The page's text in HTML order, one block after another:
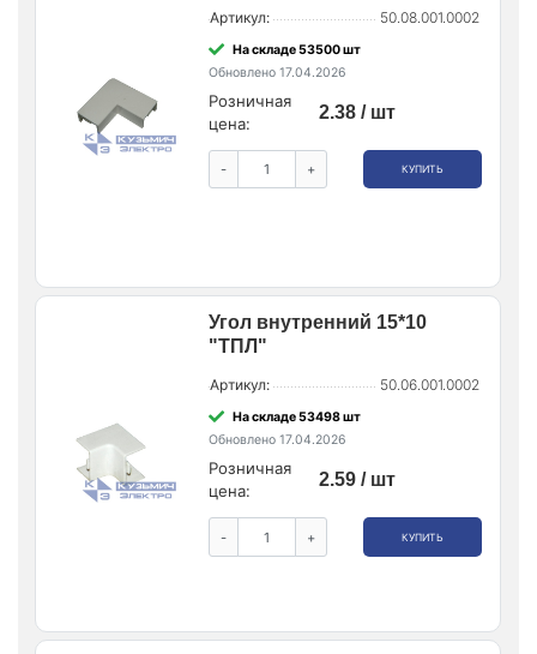
Артикул: 50.08.001.0002
На складе 53500 шт
Обновлено 17.04.2026
Розничная
цена:
2.38 / шт
- + КУПИТЬ
Угол внутренний 15*10
"ТПЛ"
Артикул: 50.06.001.0002
На складе 53498 шт
Обновлено 17.04.2026
Розничная
цена:
2.59 / шт
- + КУПИТЬ